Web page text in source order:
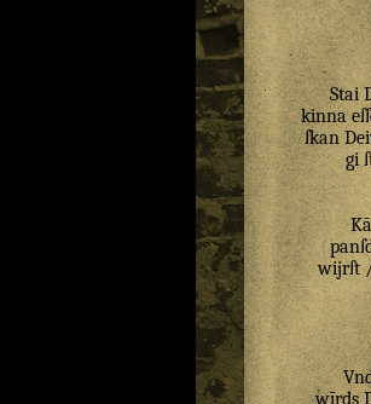
Stai
kinna
ſkan
gi
wijrſt
wīrds